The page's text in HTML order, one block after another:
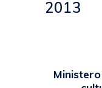
2013